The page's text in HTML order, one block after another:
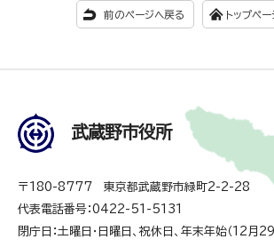
前のページへ戻る トップペ
武蔵野市役所
〒180-8777 東京都武蔵野市緑町2-2-28
代表電話番号：0422-51-5131
閉庁日：土曜日・日曜日、祝休日、年末年始（12月